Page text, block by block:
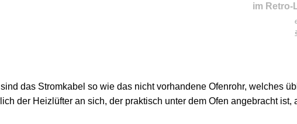
im Retro-
das Stromkabel so wie das nicht vorhandene Ofenrohr, welches
der Heizlüfter an sich, der praktisch unter dem Ofen angebracht ist,